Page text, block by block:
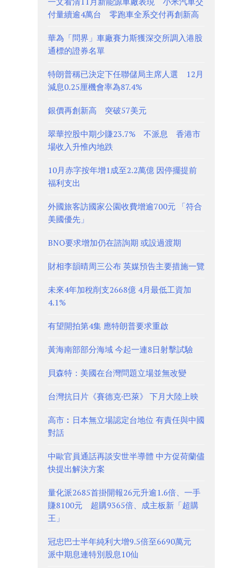
付量續逾4萬台 零跑車全系交付再創新高
華為「問界」車廠賽力斯獲深交所調入港股
通標的證券名單
特朗普稱已決定下任聯儲局主席人選 12月
減息0.25厘機會率為87.4%
銀價再創新高 突破57美元
翠華控股中期少賺23.7% 不派息 香港市
場收入升惟內地跌
10月赤字按年增1成至2.2萬億 因停擺提前
福利支出
外國旅客訪國家公園收費增逾700元 「符合
美國優先」
BNO要求增加仍在諮詢期 或設過渡期
財相李韻晴周三公布 英媒預告主要措施一覽
未來4年加稅削支2668億 4月最低工資加
4.1%
有望開拍第4集 應特朗普要求重啟
黃海南部部分海域 今起一連8日射擊試驗
貝森特：美國在台灣問題立場並無改變
台灣抗日片《賽德克·巴萊》 下月大陸上映
高市︰日本無立場認定台地位 有責任與中國
對話
中歐官員通話再談安世半導體 中方促荷蘭儘
快提出解決方案
量化派2685首掛開報26元升逾1.6倍、一手
賺8100元 超購9365倍、成主板新「超購
王」
冠忠巴士半年純利大增9.5倍至6690萬元
派中期息連特別股息10仙